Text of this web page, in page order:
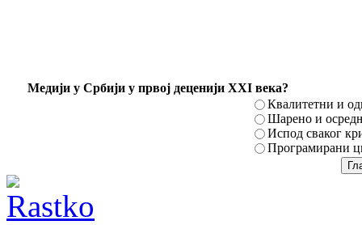
Mедији у Србији у првој деценији XXI века?
Квалитетни и
Шарено и
Испод сваког
Програмирани